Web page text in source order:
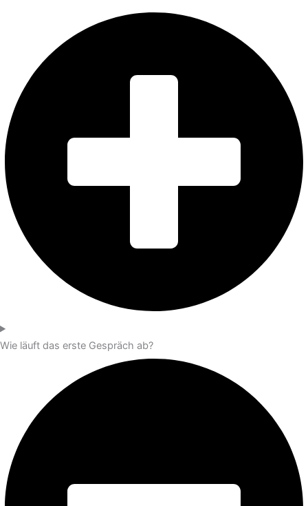
Wie läuft das erste Gespräch ab?